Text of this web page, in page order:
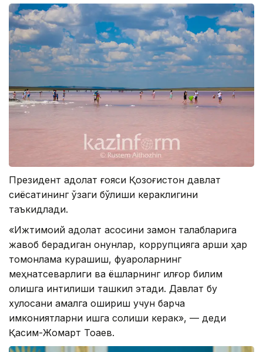
Президент адолат ғояси Қозоғистон давлат
сиёсатининг ўзаги бўлиши кераклигини
таъкидлади.
«Ижтимоий адолат асосини замон талабларига
жавоб берадиган қонунлар, коррупцияга қарши ҳар
томонлама курашиш, фуқароларнинг
меҳнатсеварлиги ва ёшларнинг илғор билим
олишга интилиши ташкил этади. Давлат бу
хулосани амалга ошириш учун барча
имкониятларни ишга солиши керак», — деди
Қасим-Жомарт Тоқаев.